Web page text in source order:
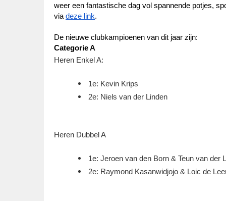
weer een fantastische dag vol spannende potjes,
via deze link.
De nieuwe clubkampioenen van dit jaar zijn:
Categorie A
Heren Enkel A:
1e: Kevin Krips
2e: Niels van der Linden
Heren Dubbel A
1e: Jeroen van den Born & Teun van der
2e: Raymond Kasanwidjojo & Loic de